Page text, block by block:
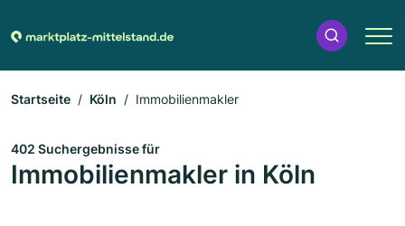
Startseite Köln Immobilienmakler
402 Suchergebnisse für
Immobilienmakler in Köln